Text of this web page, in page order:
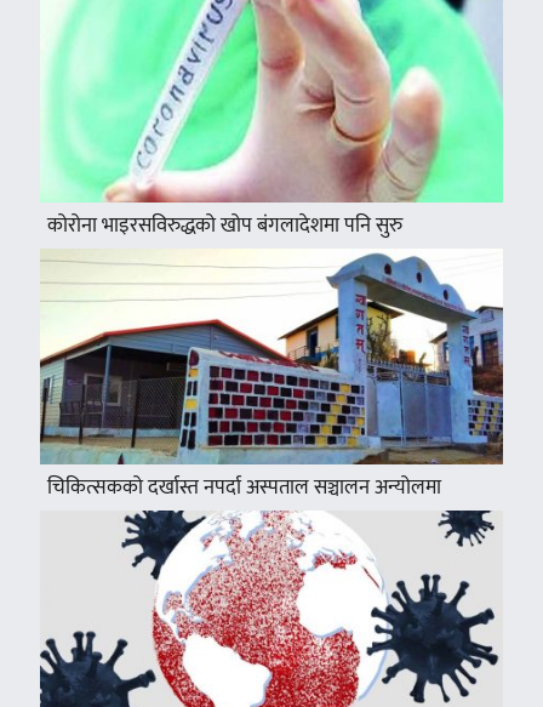
कोरोना भाइरसविरुद्धको खोप बंगलादेशमा पनि सुरु
चिकित्सकको दर्खास्त नपर्दा अस्पताल सञ्चालन अन्योलमा